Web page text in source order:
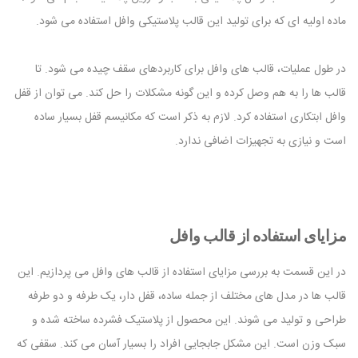
ماده اولیه ای که برای تولید این قالب پلاستیکی وافل استفاده می شود.
در طول عملیات، قالب های وافل برای کاربردهای سقف چیده می شود. تا
قالب ها را به هم وصل کرده و این گونه مشکلات را حل کند. می توان از قفل
وافل ابتکاری استفاده کرد. لازم به ذکر است که مکانیسم قفل بسیار ساده
است و نیازی به تجهیزات اضافی ندارد.
مزایای استفاده از قالب وافل
در این قسمت به بررسی مزایای استفاده از قالب های وافل می پردازیم. این
قالب ها در مدل های مختلف از جمله ساده، قفل دار، یک طرفه و دو طرفه
طراحی و تولید می شوند. این محصول از پلاستیک فشرده ساخته شده و
سبک وزن است. این مشکل جابجایی افراد را بسیار آسان می کند. سقفی که